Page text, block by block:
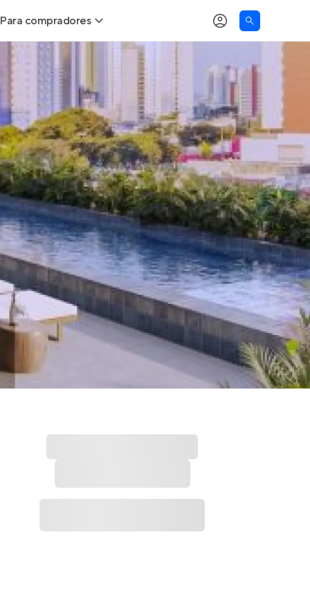
Para compradores
Buscar um imóvel novo
Calcule seu Poder de Compra
Comprar x Alugar
Correção do INCC
Simulador de Financiamento
Encontre um corretor